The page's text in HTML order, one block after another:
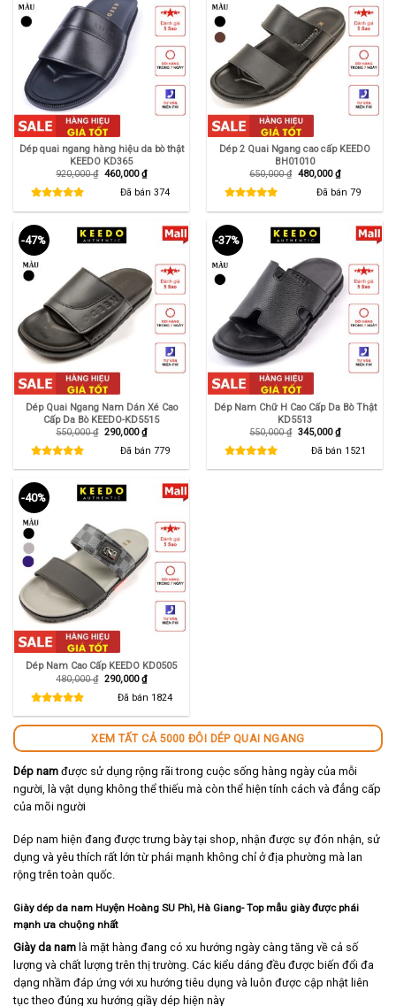
Dép quai ngang hàng hiệu da bò thật
KEEDO KD365
920,000₫ Giá
460,000₫Giá
hiện
tại
Đã bán 374
Dép 2 Quai Ngang cao cấp KEEDO
BH01010
650,000₫ Giá
480,000₫Giá
hiện
tại
Đã bán 79
-47%
Dép Quai Ngang Nam Dán Xé Cao
Cấp Da Bò KEEDO-KD5515
550,000₫ Giá
550,000 ₫.
290,000₫Giá
hiện
tại
là:
290,000 ₫.
Đã bán 779
-37%
Dép Nam Chữ H Cao Cấp Da Bò Thật
KD5513
550,000₫ Giá
550,000 ₫.
345,000₫Giá
hiện
tại
là:
345,000 ₫.
Đã bán 1521
-40%
Dép Nam Cao Cấp KEEDO KD0505
480,000₫ Giá
480,000 ₫.
290,000₫Giá
hiện
tại
là:
Đã bán 1824
XEM TẤT CẢ 5000 ĐÔI DÉP QUAI NGANG
Dép nam được sử dụng rộng rãi trong cuộc sống hàng ngày của mỗi
người, là vật dụng không thể thiếu mà còn thể hiện tính cách và đẳng cấp
của mõi người
Dép nam hiện đang được trưng bày tại shop, nhận được sự đón nhận, sử
dụng và yêu thích rất lớn từ phái mạnh không chỉ ở địa phường mà lan
rộng trên toàn quốc.
Giày dép da nam Huyện Hoàng SU Phì, Hà Giang- Top mẫu giày được phái
mạnh ưa chuộng nhất
Giày da nam là mặt hàng đang có xu hướng ngày càng tăng về cả số
lượng và chất lượng trên thị trường. Các kiểu dáng đều được biến đổi đa
dạng nhầm đáp ứng với xu hướng tiêu dụng và luôn được cập nhật liên
tục theo đúng xu hướng giầy dép hiện này